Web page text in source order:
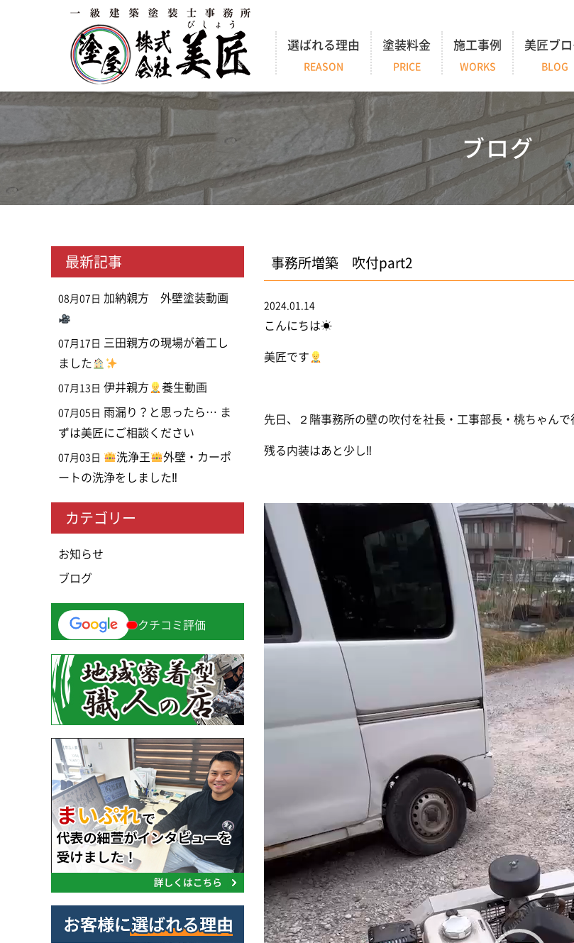
選ばれる理由
REASON
塗装料金
PRICE
施工事例
WORKS
美匠ブ
BLOG
ブログ
事務所増築 吹付part2
2024.01.14
こんにちは☀
美匠です
先日、２階事務所の壁の吹付を社長・工事部長・桃ちゃんで
残る内装はあと少し‼
動
画
プ
最新記事
08月07日 加納親方 外壁塗装動画
07月17日
三田親方の現場が着工し
ました
07月13日 伊井親方 養生動画
07月05日 雨漏り？と思ったら… ま
ずは美匠にご相談ください
07月03日 洗浄王
外壁・カーポ
ートの洗浄をしました‼
カテゴリー
お知らせ
ブログ
クチコミ評価